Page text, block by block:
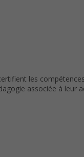
les
associée à leur